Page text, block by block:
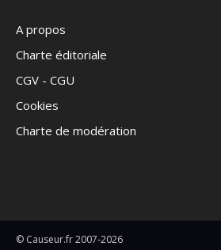
A propos
Charte éditoriale
CGV - CGU
Cookies
Charte de modération
© Causeur.fr 2007-2026